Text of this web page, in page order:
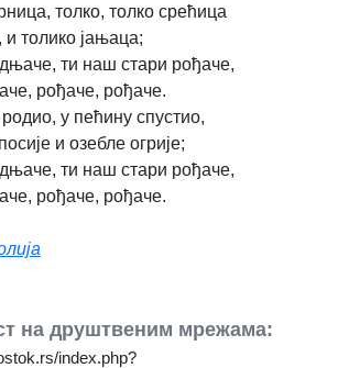
толко, толко срећица
толико јањаца;
ти наш стари рођаче,
рођаче, рођаче.
у пећину спустио,
и озебле огрије;
ти наш стари рођаче,
рођаче, рођаче.
на друштвеним мрежама:
index.php?